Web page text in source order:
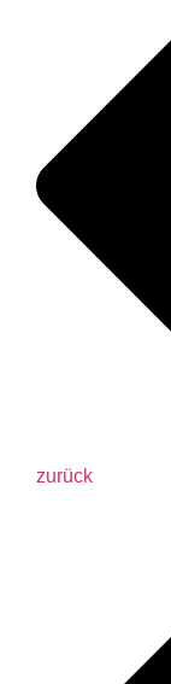
zurück